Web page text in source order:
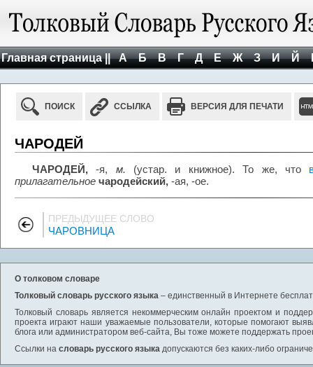
Главная страница || А Б В Г Д Е Ж З И Й
ПОИСК ССЫЛКА ВЕРСИЯ ДЛЯ ПЕЧАТИ
ЧАРОДЕЙ
ЧАРОДЕЙ, -я, м. (устар. и книжное). То же, что
прилагательное чародейский, -ая, -ое.
ПРЕДЫДУЩЕЕ СЛОВО
ЧАРОВНИЦА
О толковом словаре
Толковый словарь русского языка – единственный в Интернете
Толковый словарь является некоммерческим онлайн проектом и
проекта играют наши уважаемые пользователи, которые помогают
блога или администратором веб-сайта, Вы тоже можете поддержать
Ссылки на словарь русского языка допускаются без каких-либо